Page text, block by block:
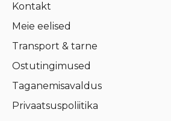
Kontakt
Meie eelised
Transport & tarne
Ostutingimused
Taganemisavaldus
Privaatsuspoliitika